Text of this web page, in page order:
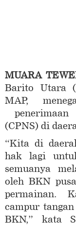
MUARA
Barito Utara
MAP,
penerimaan
(CPNS) di
“Kita di
hak lagi
semuanya
oleh BKN
permainan.
campur
BKN,” kata